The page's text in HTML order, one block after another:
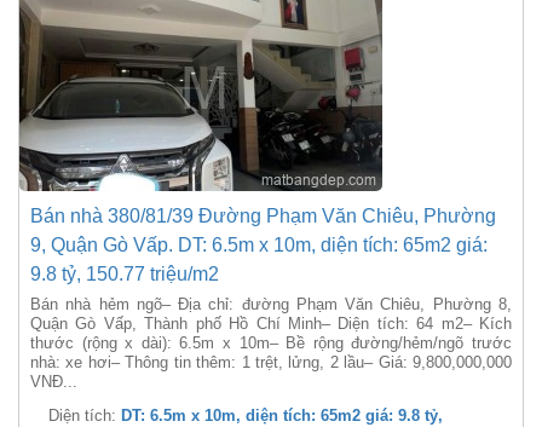
Bán nhà 380/81/39 Đường Phạm Văn Chiêu, Phường
9, Quận Gò Vấp. DT: 6.5m x 10m, diện tích: 65m2 giá:
9.8 tỷ, 150.77 triệu/m2
Bán nhà hẻm ngõ– Địa chỉ: đường Phạm Văn Chiêu, Phường 8,
Quận Gò Vấp, Thành phố Hồ Chí Minh– Diện tích: 64 m2– Kích
thước (rộng x dài): 6.5m x 10m– Bề rộng đường/hẻm/ngõ trước
nhà: xe hơi– Thông tin thêm: 1 trệt, lửng, 2 lầu– Giá: 9,800,000,000
VNĐ...
Diện tích: DT: 6.5m x 10m, diện tích: 65m2 giá: 9.8 tỷ,